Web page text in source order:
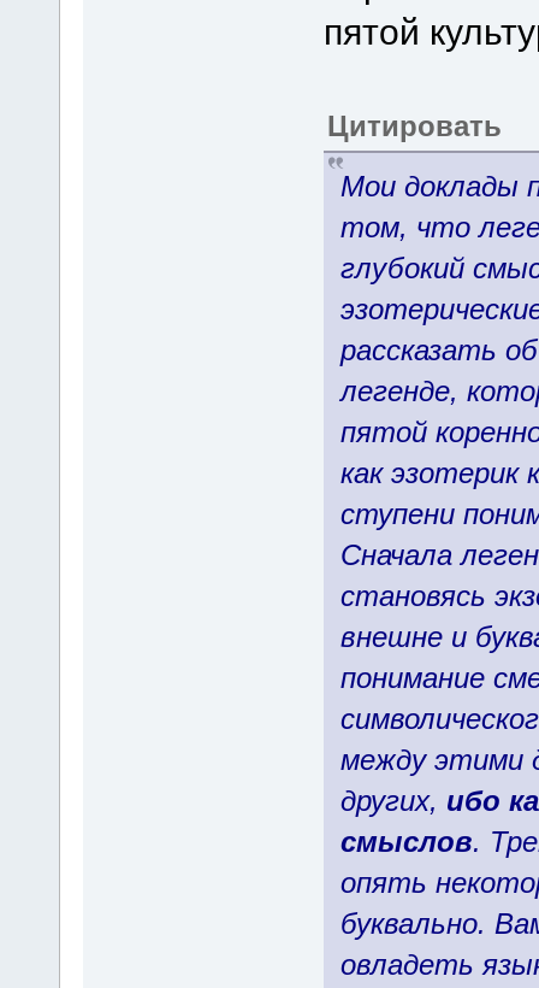
пятой
Цитировать
Мои доклады
том, что
глубокий
рассказать
легенде,
пятой
как эзотерик
ступени
Сначала
становясь
внешне и
понимание
между этими
других, ибо
смыслов.
опять
буквально.
овладеть